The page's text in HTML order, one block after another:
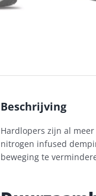
Beschrijving
Hardlopers zijn al
nitrogen infused
beweging te